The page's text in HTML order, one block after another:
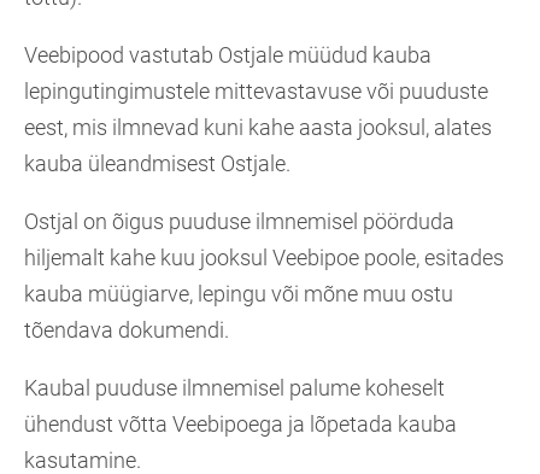
Veebipood vastutab Ostjale müüdud kauba
lepingutingimustele mittevastavuse või puuduste
eest, mis ilmnevad kuni kahe aasta jooksul, alates
kauba üleandmisest Ostjale.
Ostjal on õigus puuduse ilmnemisel pöörduda
hiljemalt kahe kuu jooksul Veebipoe poole, esitades
kauba müügiarve, lepingu või mõne muu ostu
tõendava dokumendi.
Kaubal puuduse ilmnemisel palume koheselt
ühendust võtta Veebipoega ja lõpetada kauba
kasutamine.